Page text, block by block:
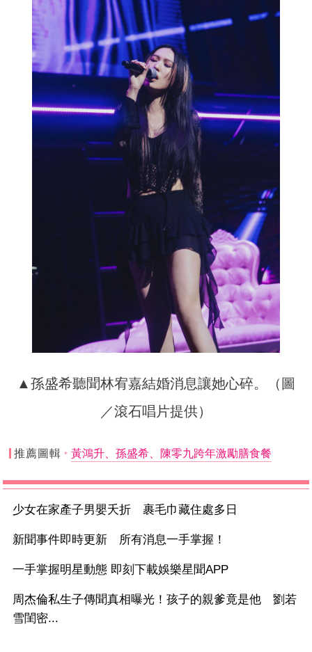
▲孫盛希聽聞林宥嘉結婚消息讓她心碎。（圖
／滾石唱片提供）
推薦圖輯 黃鴻升、孫盛希、陳零九跨年激勵膳食餐
少女在家產子男嬰夭折 裹毛巾藏住處多日
新聞事件即時更新 所有消息一手掌握！
一手掌握明星動態 即刻下載娛樂星聞APP
周杰倫私生子傳聞真相曝光！孩子的親爹竟是他 劉若
雪閨密...